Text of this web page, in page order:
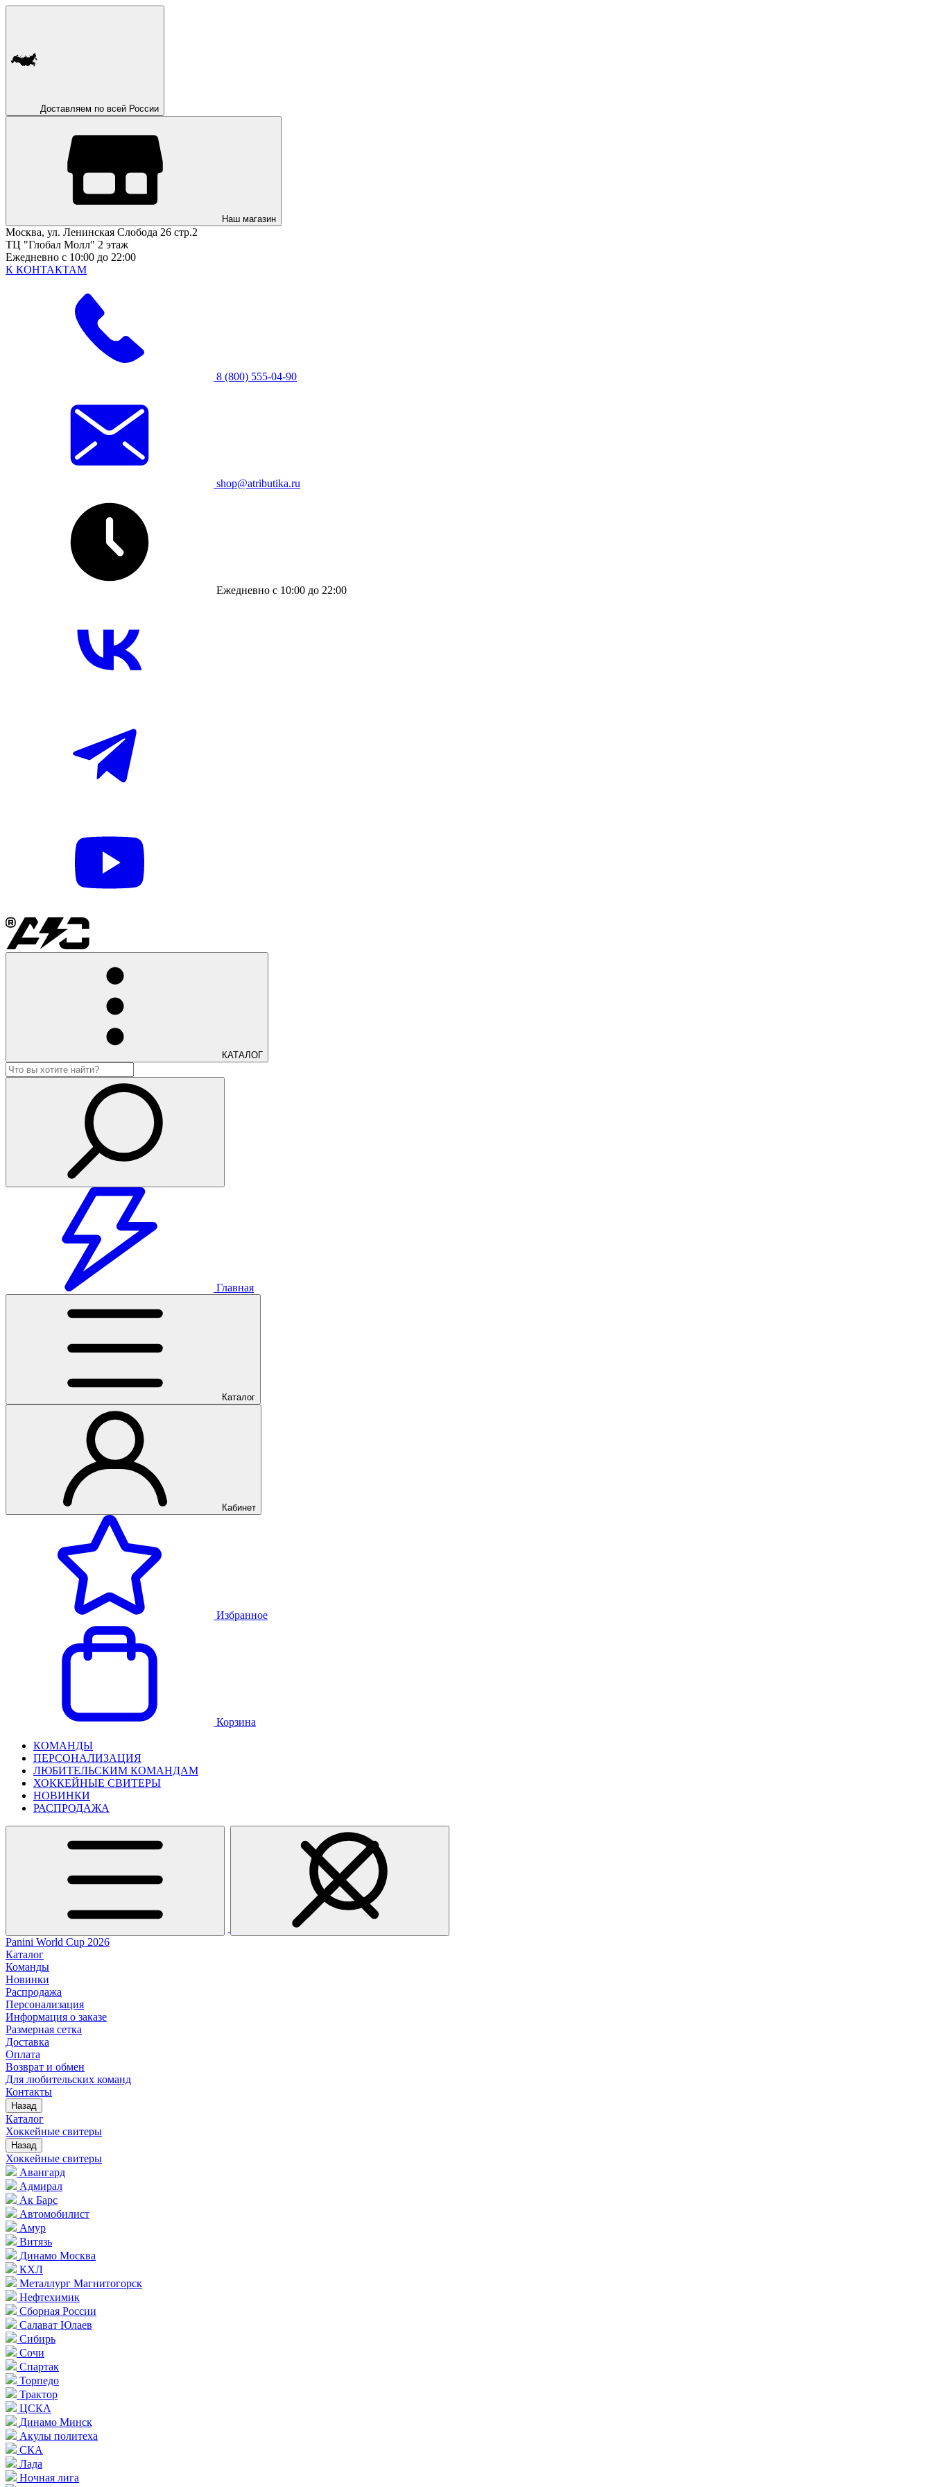
Доставляем по всей России
Наш магазин
Москва, ул. Ленинская Слобода 26 стр.2
ТЦ "Глобал Молл" 2 этаж
Ежедневно с 10:00 до 22:00
К КОНТАКТАМ
8 (800) 555-04-90
shop@atributika.ru
Ежедневно с 10:00 до 22:00
КАТАЛОГ
Главная
Каталог
Кабинет
Избранное
Корзина
КОМАНДЫ
ПЕРСОНАЛИЗАЦИЯ
ЛЮБИТЕЛЬСКИМ КОМАНДАМ
ХОККЕЙНЫЕ СВИТЕРЫ
НОВИНКИ
РАСПРОДАЖА
Panini World Cup 2026
Каталог
Команды
Новинки
Распродажа
Персонализация
Информация о заказе
Размерная сетка
Доставка
Оплата
Возврат и обмен
Для любительских команд
Контакты
Назад
Каталог
Хоккейные свитеры
Назад
Хоккейные свитеры
Авангард
Адмирал
Ак Барс
Автомобилист
Амур
Витязь
Динамо Москва
КХЛ
Металлург Магнитогорск
Нефтехимик
Сборная России
Салават Юлаев
Сибирь
Сочи
Спартак
Торпедо
Трактор
ЦСКА
Динамо Минск
Акулы политеха
СКА
Лада
Ночная лига